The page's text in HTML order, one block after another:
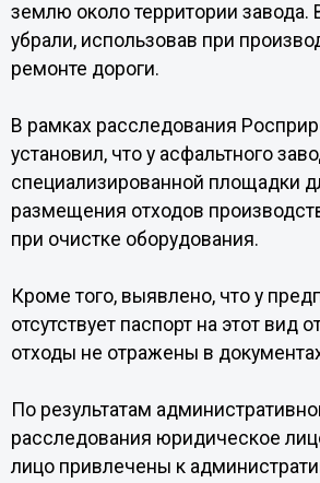
землю около территории завода.
убрали, использовав при
ремонте дороги.
В рамках расследования
установил, что у асфальтного
специализированной площадки
размещения отходов
при очистке оборудования.
Кроме того, выявлено, что у
отсутствует паспорт на этот вид
отходы не отражены в
По результатам
расследования юридическое
лицо привлечены к